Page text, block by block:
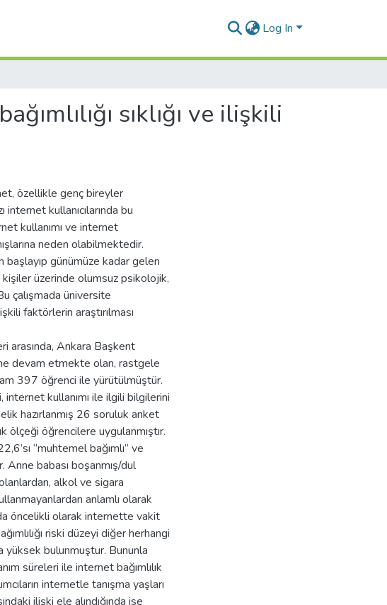
Log In
sıklığı ve ilişkili
özellikle genç bireyler
internet kullanıcılarında bu
kullanımı ve internet
neden olabilmektedir.
başlayıp günümüze kadar gelen
kişiler üzerinde olumsuz psikolojik,
çalışmada üniversite
faktörlerin araştırılması
arasında, Ankara Başkent
devam etmekte olan, rastgele
397 öğrenci ile yürütülmüştür.
kullanımı ile ilgili bilgilerini
hazırlanmış 26 soruluk anket
ölçeği öğrencilere uygulanmıştır.
‘’muhtemel bağımlı’’ ve
Anne babası boşanmış/dul
alkol ve sigara
anlamlı olarak
öncelikli olarak internette vakit
riski düzeyi diğer herhangi
yüksek bulunmuştur. Bununla
süreleri ile internet bağımlılık
internetle tanışma yaşları
ilişki ele alındığında ise